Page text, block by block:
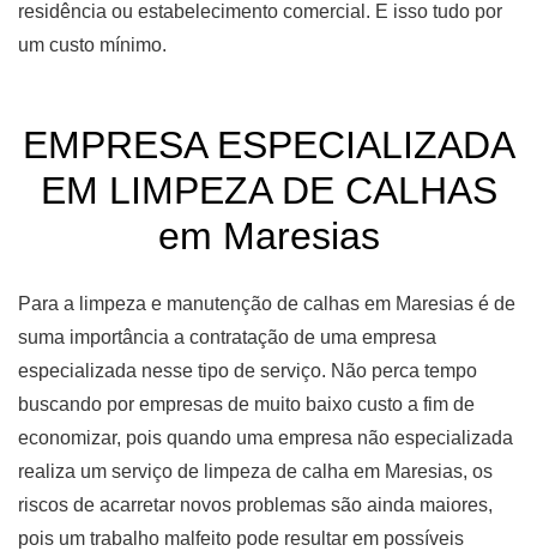
residência ou estabelecimento comercial. E isso tudo por
um custo mínimo.
EMPRESA ESPECIALIZADA
EM LIMPEZA DE CALHAS
em Maresias
Para a limpeza e manutenção de calhas em Maresias é de
suma importância a contratação de uma empresa
especializada nesse tipo de serviço. Não perca tempo
buscando por empresas de muito baixo custo a fim de
economizar, pois quando uma empresa não especializada
realiza um serviço de limpeza de calha em Maresias, os
riscos de acarretar novos problemas são ainda maiores,
pois um trabalho malfeito pode resultar em possíveis